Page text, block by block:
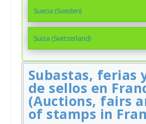
Suecia (Sweden)
Suiza (Switzerland)
Subastas, ferias
de sellos en
(Auctions, fairs
of stamps in